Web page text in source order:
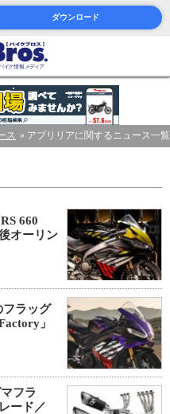
ダウンロード
ス アプリリアに関するニュース一覧
660
オーリン
フラッグ
」
フラ
ード／